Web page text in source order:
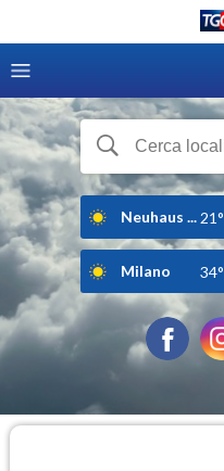
Neuhaus ... 21°
Milano 34°